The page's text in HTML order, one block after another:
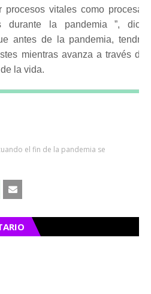
procesos vitales como procesar
la pandemia ”, dice
antes de la pandemia, tendrá
mientras avanza a través de
la vida.
el fin de la pandemia se